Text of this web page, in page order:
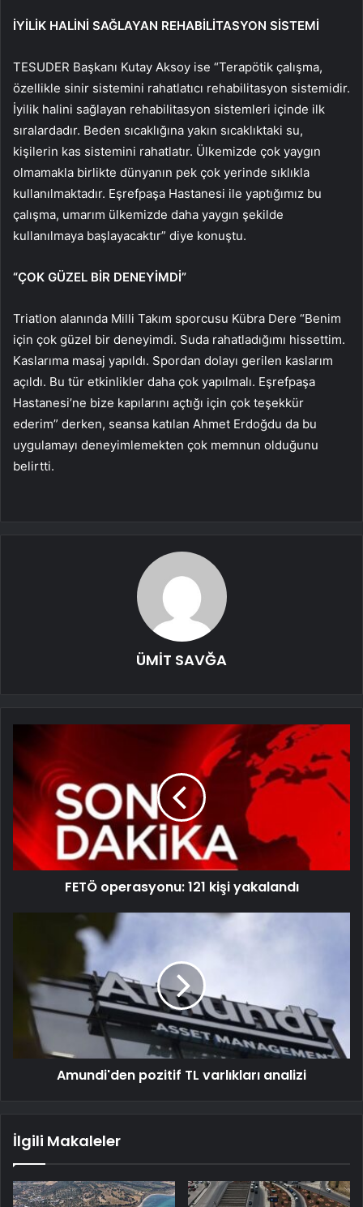
İYİLİK HALİNİ SAĞLAYAN REHABİLİTASYON SİSTEMİ
TESUDER Başkanı Kutay Aksoy ise “Terapötik çalışma,
özellikle sinir sistemini rahatlatıcı rehabilitasyon sistemidir.
İyilik halini sağlayan rehabilitasyon sistemleri içinde ilk
sıralardadır. Beden sıcaklığına yakın sıcaklıktaki su,
kişilerin kas sistemini rahatlatır. Ülkemizde çok yaygın
olmamakla birlikte dünyanın pek çok yerinde sıklıkla
kullanılmaktadır. Eşrefpaşa Hastanesi ile yaptığımız bu
çalışma, umarım ülkemizde daha yaygın şekilde
kullanılmaya başlayacaktır” diye konuştu.
“ÇOK GÜZEL BİR DENEYİMDİ”
Triatlon alanında Milli Takım sporcusu Kübra Dere “Benim
için çok güzel bir deneyimdi. Suda rahatladığımı hissettim.
Kaslarıma masaj yapıldı. Spordan dolayı gerilen kaslarım
açıldı. Bu tür etkinlikler daha çok yapılmalı. Eşrefpaşa
Hastanesi’ne bize kapılarını açtığı için çok teşekkür
ederim” derken, seansa katılan Ahmet Erdoğdu da bu
uygulamayı deneyimlemekten çok memnun olduğunu
belirtti.
ÜMİT SAVĞA
FETÖ operasyonu: 121 kişi yakalandı
Amundi'den pozitif TL varlıkları analizi
İlgili Makaleler